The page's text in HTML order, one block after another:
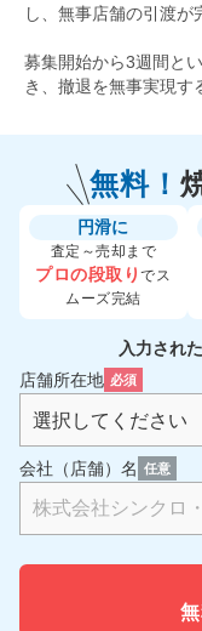
し、無事店舗の引渡が
募集開始から3週間と
き、撤退を無事実現す
無料！
円滑に
査定～売却まで
プロの段取りでス
ムーズ完結
入力され
店舗所在地 必須
会社（店舗）名 任意